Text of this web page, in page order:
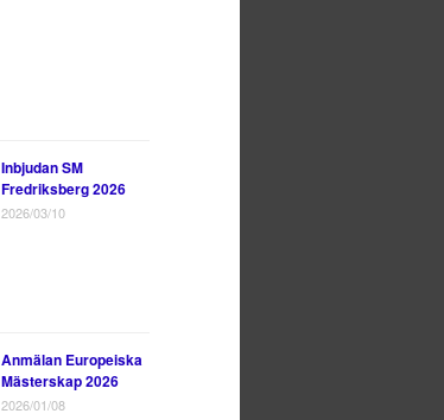
Inbjudan SM
Fredriksberg 2026
2026/03/10
Anmälan Europeiska
Mästerskap 2026
2026/01/08